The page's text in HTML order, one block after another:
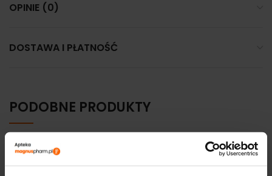
OPINIE (0)
DOSTAWA I PŁATNOŚĆ
PODOBNE PRODUKTY